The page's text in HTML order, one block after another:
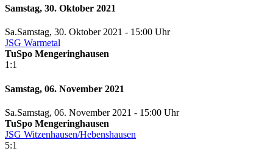
Samstag, 30. Oktober 2021
Sa.Samstag, 30. Oktober 2021 - 15:00 Uhr
JSG Warmetal
TuSpo Mengeringhausen
1:1
Samstag, 06. November 2021
Sa.Samstag, 06. November 2021 - 15:00 Uhr
TuSpo Mengeringhausen
JSG Witzenhausen/Hebenshausen
5:1